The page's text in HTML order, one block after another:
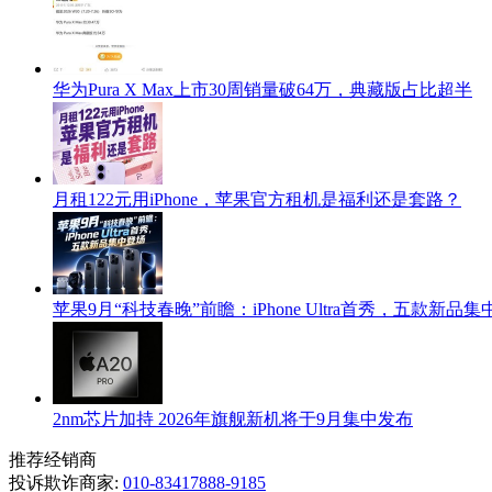
华为Pura X Max上市30周销量破64万，典藏版占比超半
月租122元用iPhone，苹果官方租机是福利还是套路？
苹果9月“科技春晚”前瞻：iPhone Ultra首秀，五款新品集
2nm芯片加持 2026年旗舰新机将于9月集中发布
推荐经销商
投诉欺诈商家: 010-83417888-9185